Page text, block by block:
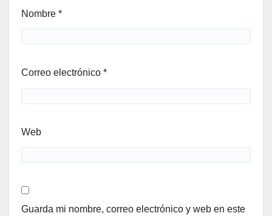
Nombre *
Correo electrónico *
Web
Guarda mi nombre, correo electrónico y web en este